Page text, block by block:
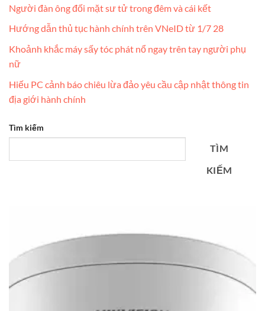
Người đàn ông đối mặt sư tử trong đêm và cái kết
Hướng dẫn thủ tục hành chính trên VNeID từ 1/7 28
Khoảnh khắc máy sấy tóc phát nổ ngay trên tay người phụ
nữ
Hiếu PC cảnh báo chiêu lừa đảo yêu cầu cập nhật thông tin
địa giới hành chính
Tìm kiếm
TÌM
KIẾM